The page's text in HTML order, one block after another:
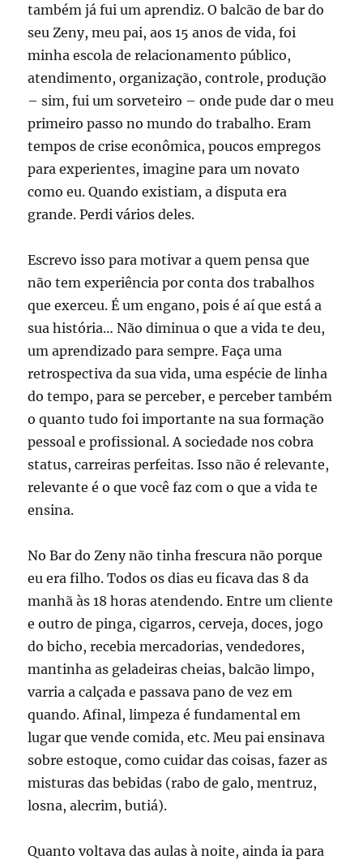
também já fui um aprendiz. O balcão de bar do
seu Zeny, meu pai, aos 15 anos de vida, foi
minha escola de relacionamento público,
atendimento, organização, controle, produção
– sim, fui um sorveteiro – onde pude dar o meu
primeiro passo no mundo do trabalho. Eram
tempos de crise econômica, poucos empregos
para experientes, imagine para um novato
como eu. Quando existiam, a disputa era
grande. Perdi vários deles.
Escrevo isso para motivar a quem pensa que
não tem experiência por conta dos trabalhos
que exerceu. É um engano, pois é aí que está a
sua história… Não diminua o que a vida te deu,
um aprendizado para sempre. Faça uma
retrospectiva da sua vida, uma espécie de linha
do tempo, para se perceber, e perceber também
o quanto tudo foi importante na sua formação
pessoal e profissional. A sociedade nos cobra
status, carreiras perfeitas. Isso não é relevante,
relevante é o que você faz com o que a vida te
ensina.
No Bar do Zeny não tinha frescura não porque
eu era filho. Todos os dias eu ficava das 8 da
manhã às 18 horas atendendo. Entre um cliente
e outro de pinga, cigarros, cerveja, doces, jogo
do bicho, recebia mercadorias, vendedores,
mantinha as geladeiras cheias, balcão limpo,
varria a calçada e passava pano de vez em
quando. Afinal, limpeza é fundamental em
lugar que vende comida, etc. Meu pai ensinava
sobre estoque, como cuidar das coisas, fazer as
misturas das bebidas (rabo de galo, mentruz,
losna, alecrim, butiá).
Quanto voltava das aulas à noite, ainda ia para